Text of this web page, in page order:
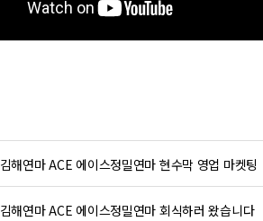
김해연마 ACE 에이스정밀연마 현수막 영업 마켓팅
김해연마 ACE 에이스정밀연마 회식하러 왔습니다